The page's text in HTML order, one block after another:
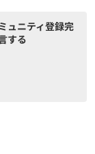
ュニティ登録完
する